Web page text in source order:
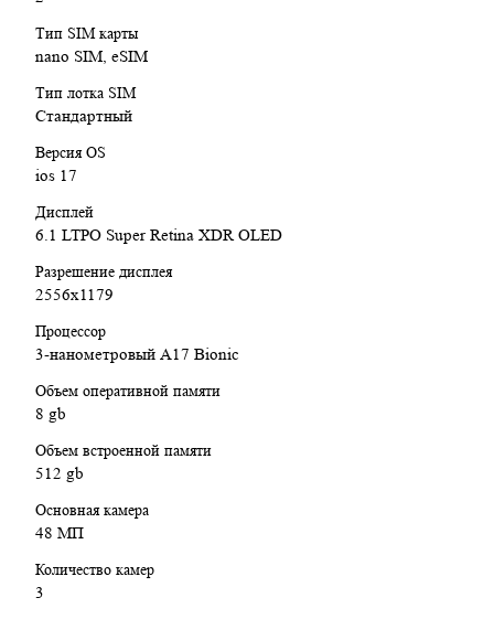
Тип SIM карты
nano SIM, eSIM
Тип лотка SIM
Стандартный
Версия OS
ios 17
Дисплей
6.1 LTPO Super Retina XDR OLED
Разрешение дисплея
2556x1179
Процессор
3-нанометровый A17 Bionic
Объем оперативной памяти
8 gb
Объем встроенной памяти
512 gb
Основная камера
48 МП
Количество камер
3